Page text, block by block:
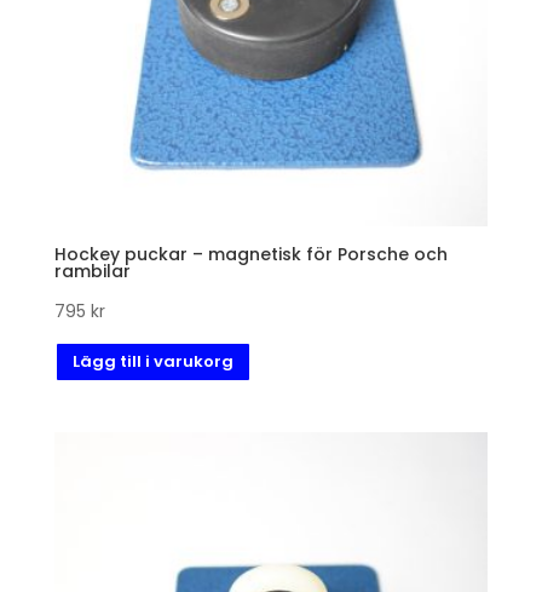
Hockey puckar – magnetisk för Porsche och
rambilar
795 kr
Lägg till i varukorg